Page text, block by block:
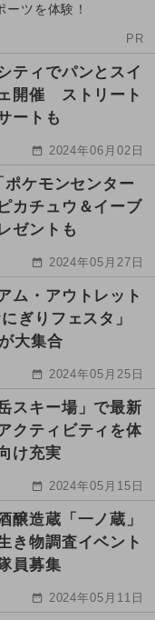
ーツを体験！
PR
ティでパンとスイ
開催 ストリート
ートも
2024年06月02日
ケモンセンター
カチュウ＆イーブ
ゼントも
2024年05月27日
ム・アウトレット
ぎりフェスタ」
大集合
2024年05月25日
スキー場」で最新
クティビティを体
け充実
2024年05月15日
醸造蔵「一ノ蔵」
き物調査イベント
員募集
2024年05月11日